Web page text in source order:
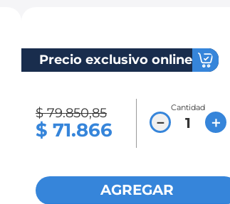
Precio exclusivo online
$ 79.850,85
$ 71.866
Cantidad
＋
－
AGREGAR